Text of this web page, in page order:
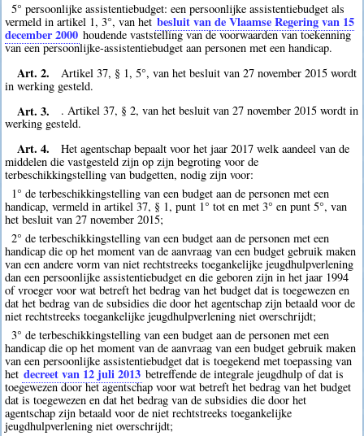
5° persoonlijke assistentiebudget: een persoonlijke assistentiebudget als
vermeld in artikel 1, 3°, van het besluit van de Vlaamse Regering van 15
december 2000 houdende vaststelling van de voorwaarden van toekenning
van een persoonlijke-assistentiebudget aan personen met een handicap.
Art. 2.
Artikel 37, § 1, 5°, van het besluit van 27 november 2015 wordt
in werking gesteld.
Art. 3.
. Artikel 37, § 2, van het besluit van 27 november 2015 wordt in
werking gesteld.
Art. 4.
Het agentschap bepaalt voor het jaar 2017 welk aandeel van de
middelen die vastgesteld zijn op zijn begroting voor de
terbeschikkingstelling van budgetten, nodig zijn voor:
1° de terbeschikkingstelling van een budget aan de personen met een
handicap, vermeld in artikel 37, § 1, punt 1° tot en met 3° en punt 5°, van
het besluit van 27 november 2015;
2° de terbeschikkingstelling van een budget aan de personen met een
handicap die op het moment van de aanvraag van een budget gebruik maken
van een andere vorm van niet rechtstreeks toegankelijke jeugdhulpverlening
dan een persoonlijke assistentiebudget en die geboren zijn in het jaar 1994
of vroeger voor wat betreft het bedrag van het budget dat is toegewezen en
dat het bedrag van de subsidies die door het agentschap zijn betaald voor de
niet rechtstreeks toegankelijke jeugdhulpverlening niet overschrijdt;
3° de terbeschikkingstelling van een budget aan de personen met een
handicap die op het moment van de aanvraag van een budget gebruik maken
van een persoonlijke assistentiebudget dat is toegekend met toepassing van
het decreet van 12 juli 2013 betreffende de integrale jeugdhulp of dat is
toegewezen door het agentschap voor wat betreft het bedrag van het budget
dat is toegewezen en dat het bedrag van de subsidies die door het
agentschap zijn betaald voor de niet rechtstreeks toegankelijke
jeugdhulpverlening niet overschrijdt;